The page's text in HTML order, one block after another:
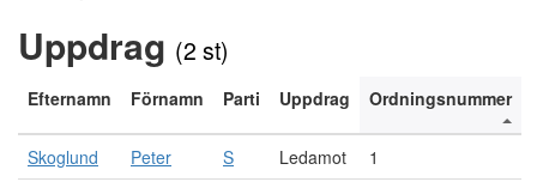
Uppdrag (2 st)
Efternamn Förnamn Parti Uppdrag Ordningsnummer
Skoglund Peter S Ledamot
1